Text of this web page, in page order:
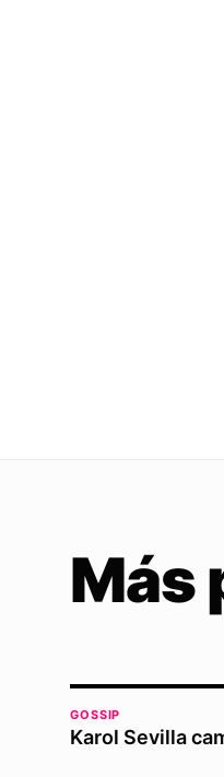
Más
GOSSIP
Karol Sevilla